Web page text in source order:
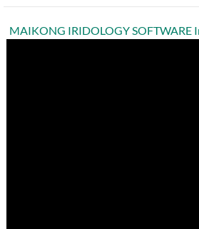
MAIKONG IRIDOLOGY SOFTWARE